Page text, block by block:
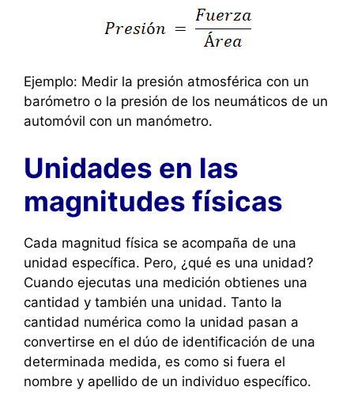
Ejemplo: Medir la presión atmosférica con un
barómetro o la presión de los neumáticos de un
automóvil con un manómetro.
Unidades en las
magnitudes físicas
Cada magnitud física se acompaña de una
unidad específica. Pero, ¿qué es una unidad?
Cuando ejecutas una medición obtienes una
cantidad y también una unidad. Tanto la
cantidad numérica como la unidad pasan a
convertirse en el dúo de identificación de una
determinada medida, es como si fuera el
nombre y apellido de un individuo específico.